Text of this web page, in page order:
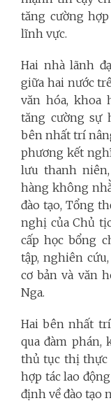
tăng cường
lĩnh vực.
Hai nhà lãnh
giữa hai nước
văn hóa, khoa
tăng cường sự
bên nhất trí
phương kết
lưu thanh
hàng không
đào tạo, Tổng
nghị của Chủ
cấp học bổng
tập, nghiên
cơ bản và văn
Nga.
Hai bên nhất
qua đàm phán,
thủ tục thị thực
hợp tác lao
định về đào tạo